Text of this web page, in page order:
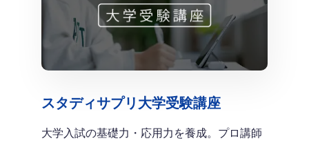
スタディサプリ大学受験講座
大学入試の基礎力・応用力を養成。プロ講師